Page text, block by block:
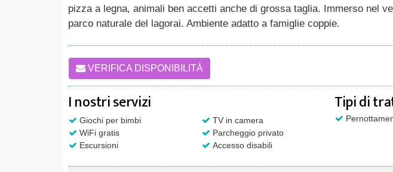
pizza a legna, animali ben accetti anche di grossa taglia. Immerso nel
parco naturale del lagorai. Ambiente adatto a famiglie coppie.
VERIFICA DISPONIBILITÀ
I nostri servizi
Giochi per bimbi
TV in camera
WiFi gratis
Parcheggio privato
Escursioni
Accesso disabili
Tipi di